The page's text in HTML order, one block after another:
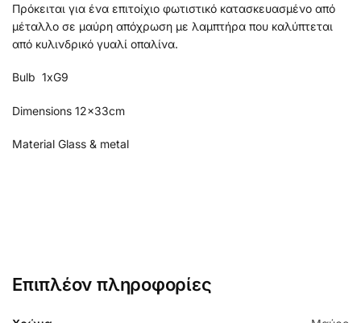
Πρόκειται για ένα επιτοίχιο φωτιστικό κατασκευασμένο από
μέταλλο σε μαύρη απόχρωση με λαμπτήρα που καλύπτεται
από κυλινδρικό γυαλί οπαλίνα.
Bulb 1xG9
Dimensions 12x33cm
Material Glass & metal
Επιπλέον πληροφορίες